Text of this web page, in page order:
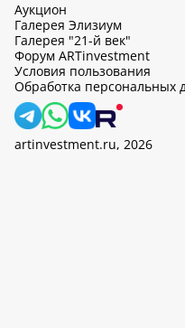
Аукцион
Галерея Элизиум
Галерея "21-й век"
Форум ARTinvestment
Условия пользования
Обработка персональных
artinvestment.ru, 2026